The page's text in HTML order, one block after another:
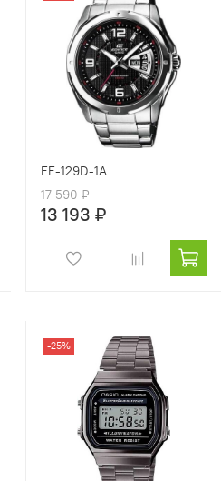
EF-129D-1A
17 590 ₽
13 193 ₽
-25%